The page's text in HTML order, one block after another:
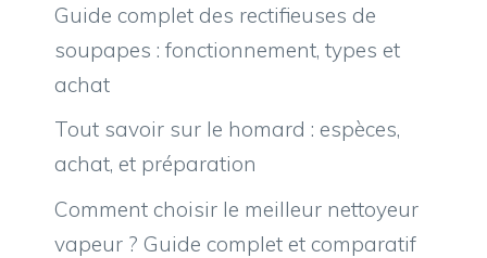
Guide complet des rectifieuses de
soupapes : fonctionnement, types et
achat
Tout savoir sur le homard : espèces,
achat, et préparation
Comment choisir le meilleur nettoyeur
vapeur ? Guide complet et comparatif